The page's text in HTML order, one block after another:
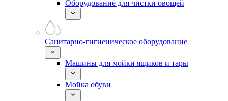
Оборудование для чистки овощей
Санитарно-гигиеническое оборудование
Машины для мойки ящиков и тары
Мойка обуви